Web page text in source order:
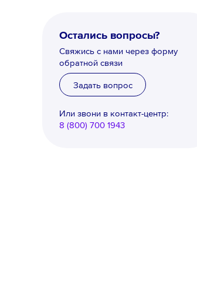
Остались вопросы?
Свяжись с нами через форму
обратной связи
Задать вопрос
Или звони в контакт-центр:
8 (800) 700 1943